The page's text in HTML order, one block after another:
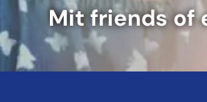
Mit friends of